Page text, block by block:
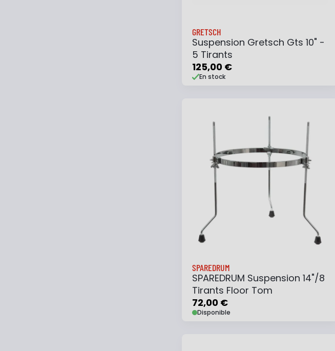
GRETSCH
Suspension Gretsch Gts 10" -
5 Tirants
125,00 €
En stock
SPAREDRUM
SPAREDRUM Suspension 14"/8
Tirants Floor Tom
72,00 €
Disponible